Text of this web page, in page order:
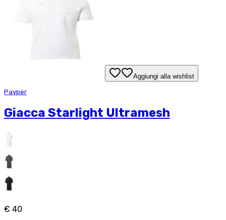
Aggiungi alla wishlist
Payper
Giacca Starlight Ultramesh
€ 40